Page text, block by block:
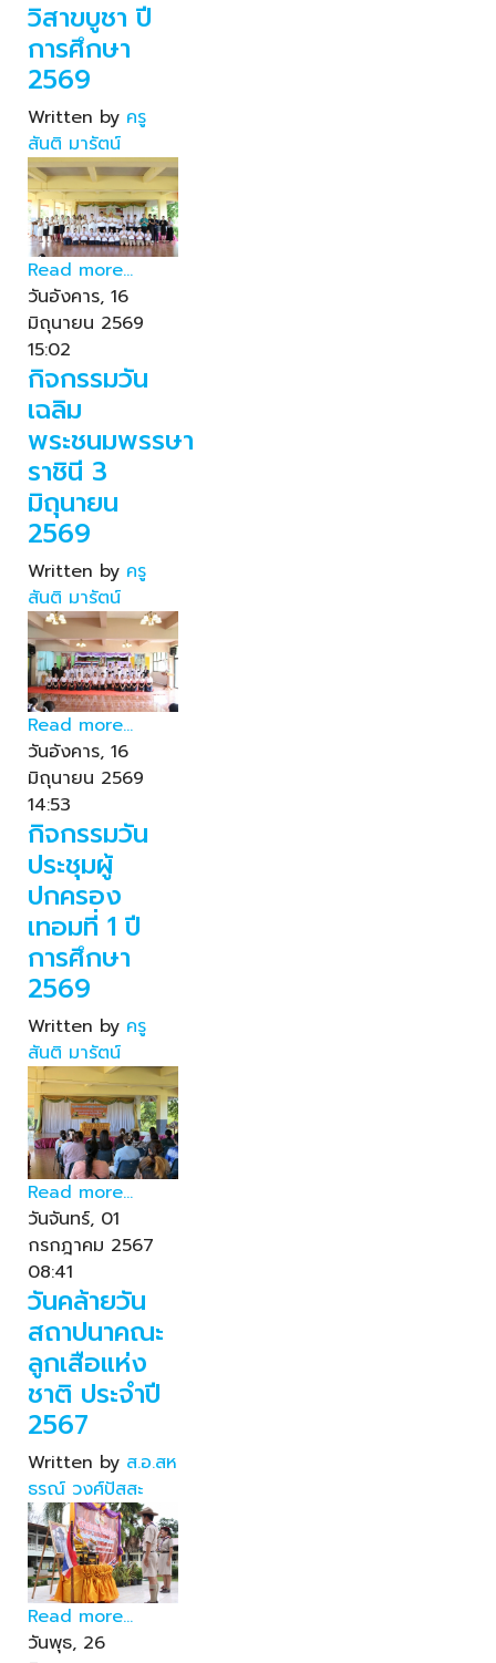
วิสาขบูชา ปี
การศึกษา
2569
Written by ครู
สันติ มารัตน์
Read more...
วันอังคาร, 16
มิถุนายน 2569
15:02
กิจกรรมวัน
เฉลิม
พระชนมพรรษา
ราชินี 3
มิถุนายน
2569
Written by ครู
สันติ มารัตน์
Read more...
วันอังคาร, 16
มิถุนายน 2569
14:53
กิจกรรมวัน
ประชุมผู้
ปกครอง
เทอมที่ 1 ปี
การศึกษา
2569
Written by ครู
สันติ มารัตน์
Read more...
วันจันทร์, 01
กรกฎาคม 2567
08:41
วันคล้ายวัน
สถาปนาคณะ
ลูกเสือแห่ง
ชาติ ประจำปี
2567
Written by ส.อ.สห
ธรณ์ วงศ์ปัสสะ
Read more...
วันพุธ, 26